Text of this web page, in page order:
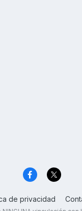
de privacidad